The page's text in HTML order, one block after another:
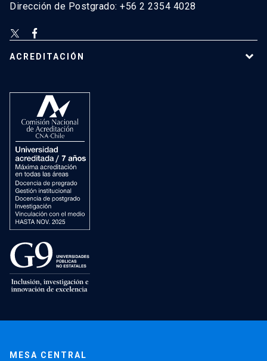
Dirección de Postgrado: +56 2 2354 4028
ACREDITACIÓN
MESA CENTRAL